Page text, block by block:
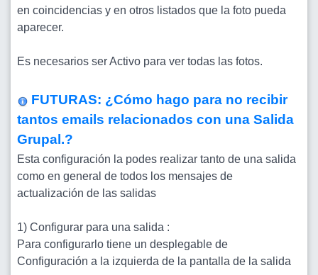
en coincidencias y en otros listados que la foto pueda
aparecer.
Es necesarios ser Activo para ver todas las fotos.
FUTURAS: ¿Cómo hago para no recibir
tantos emails relacionados con una Salida
Grupal.?
Esta configuración la podes realizar tanto de una salida
como en general de todos los mensajes de
actualización de las salidas
1) Configurar para una salida :
Para configurarlo tiene un desplegable de
Configuración a la izquierda de la pantalla de la salida